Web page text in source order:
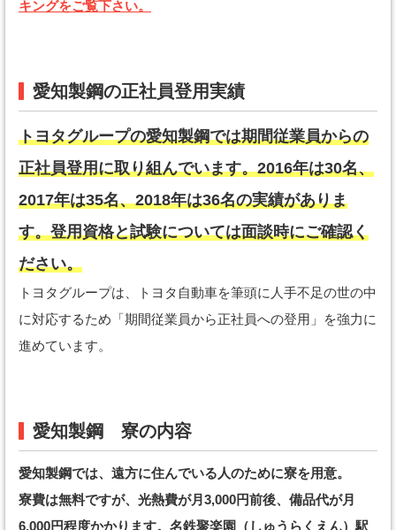
キングをご覧下さい。
愛知製鋼の正社員登用実績
トヨタグループの愛知製鋼では期間従業員からの
正社員登用に取り組んでいます。2016年は30名、
2017年は35名、2018年は36名の実績がありま
す。登用資格と試験については面談時にご確認く
ださい。
トヨタグループは、トヨタ自動車を筆頭に人手不足の世の中
に対応するため「期間従業員から正社員への登用」を強力に
進めています。
愛知製鋼 寮の内容
愛知製鋼では、遠方に住んでいる人のために寮を用意。
寮費は無料ですが、光熱費が月3,000円前後、備品代が月
6,000円程度かかります。名鉄聚楽園（しゅうらくえん）駅